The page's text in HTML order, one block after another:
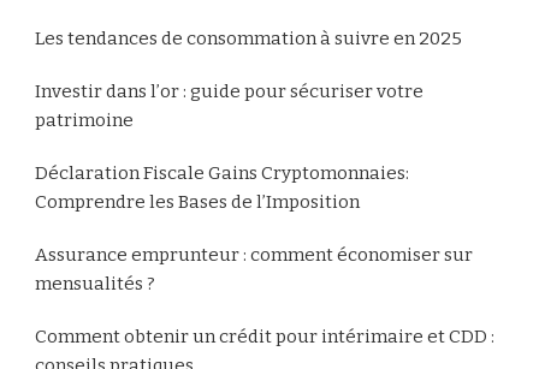
Les tendances de consommation à suivre en 2025
Investir dans l’or : guide pour sécuriser votre
patrimoine
Déclaration Fiscale Gains Cryptomonnaies:
Comprendre les Bases de l’Imposition
Assurance emprunteur : comment économiser sur
mensualités ?
Comment obtenir un crédit pour intérimaire et CDD :